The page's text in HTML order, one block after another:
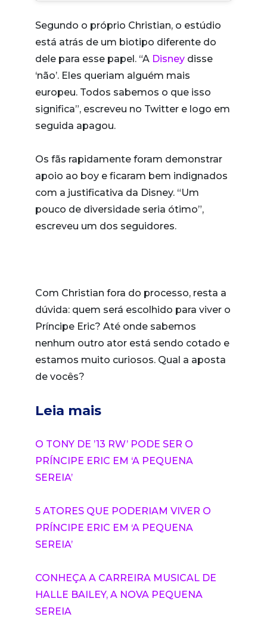
Segundo o próprio Christian, o estúdio
está atrás de um biotipo diferente do
dele para esse papel. “A Disney disse
‘não’. Eles queriam alguém mais
europeu. Todos sabemos o que isso
significa”, escreveu no Twitter e logo em
seguida apagou.
Os fãs rapidamente foram demonstrar
apoio ao boy e ficaram bem indignados
com a justificativa da Disney. “Um
pouco de diversidade seria ótimo”,
escreveu um dos seguidores.
Com Christian fora do processo, resta a
dúvida: quem será escolhido para viver o
Príncipe Eric? Até onde sabemos
nenhum outro ator está sendo cotado e
estamos muito curiosos. Qual a aposta
de vocês?
Leia mais
O TONY DE ’13 RW’ PODE SER O
PRÍNCIPE ERIC EM ‘A PEQUENA
SEREIA’
5 ATORES QUE PODERIAM VIVER O
PRÍNCIPE ERIC EM ‘A PEQUENA
SEREIA’
CONHEÇA A CARREIRA MUSICAL DE
HALLE BAILEY, A NOVA PEQUENA
SEREIA